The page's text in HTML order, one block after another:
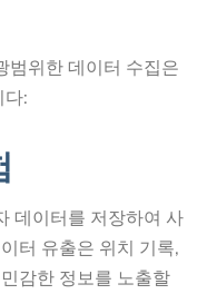
범위한 데이터 수집은
다:
데이터를 저장하여 사
터 유출은 위치 기록,
감한 정보를 노출할